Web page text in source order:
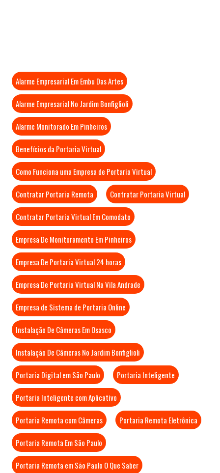
Alarme Empresarial Em Embu Das Artes
Alarme Empresarial No Jardim Bonfiglioli
Alarme Monitorado Em Pinheiros
Benefícios da Portaria Virtual
Como Funciona uma Empresa de Portaria Virtual
Contratar Portaria Remota Contratar Portaria Virtual
Contratar Portaria Virtual Em Comodato
Empresa De Monitoramento Em Pinheiros
Empresa De Portaria Virtual 24 horas
Empresa De Portaria Virtual Na Vila Andrade
Empresa de Sistema de Portaria Online
Instalação De Câmeras Em Osasco
Instalação De Câmeras No Jardim Bonfiglioli
Portaria Digital em São Paulo Portaria Inteligente
Portaria Inteligente com Aplicativo
Portaria Remota com Câmeras Portaria Remota Eletrônica
Portaria Remota Em São Paulo
Portaria Remota em São Paulo O Que Saber